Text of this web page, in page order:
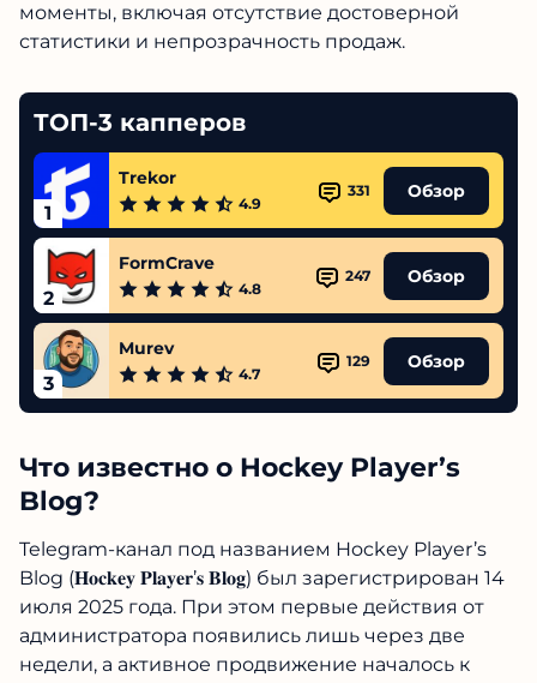
моменты, включая отсутствие достоверной
статистики и непрозрачность продаж.
ТОП-3 капперов
1
Trekor
4.9
331 Обзор
2
FormCrave
4.8
247 Обзор
3
Murev
4.7
129 Обзор
Что известно о Hockey Player’s
Blog?
Telegram-канал под названием Hockey Player’s
Blog (𝐇𝐨𝐜𝐤𝐞𝐲 𝐏𝐥𝐚𝐲𝐞𝐫’𝐬 𝐁𝐥𝐨𝐠) был зарегистрирован 14
июля 2025 года. При этом первые действия от
администратора появились лишь через две
недели, а активное продвижение началось к